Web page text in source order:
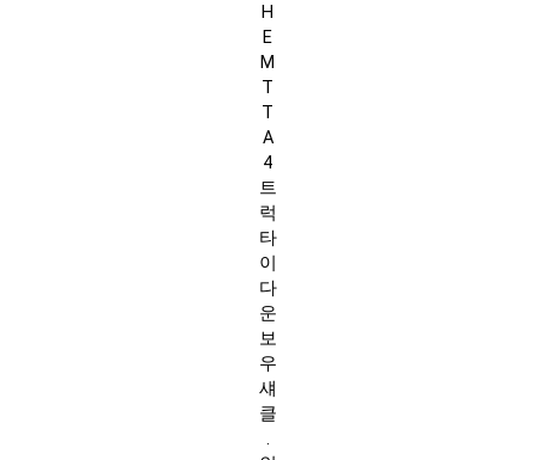
H
E
M
T
T
A
4
트
럭
타
이
다
운
보
우
섀
클
.